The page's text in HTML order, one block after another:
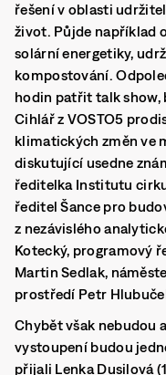
řešení v oblasti
život. Půjde například
solární energetiky,
kompostování.
hodin patřit talk show,
Cihlář z VOSTO5
klimatických změn ve
diskutující usedne
ředitelka Institutu
ředitel Šance pro
z nezávislého
Kotecký, programový
Martin Sedlak,
prostředí Petr
Chybět však nebudou
vystoupení budou
přijali Lenka Dusilová